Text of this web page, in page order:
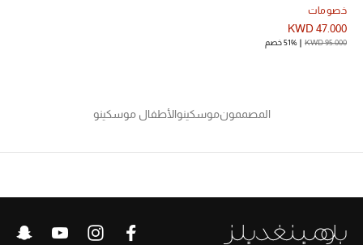
تسوقوا أحدث الماركات
عرض جميع المنتجات
الهدايا
الموسم الجديد
خصومات
KWD 47.000
KWD 95.000 51% خصم
المصممونموسكينوالأطفال موسكينو